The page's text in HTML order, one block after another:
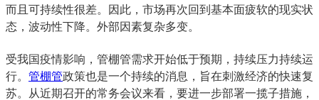
而且可持续性很差。因此，市场再次回到基本面疲软的现实状
态，波动性下降。外部因素复杂多变。
受我国疫情影响，管棚管需求开始低于预期，持续压力持续运
行。 管棚管政策也是一个持续的消息，旨在刺激经济的快速复
苏。从近期召开的常务会议来看，要进一步部署一揽子措施，